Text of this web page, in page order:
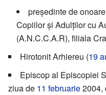
președinte de
Copiilor și Adulților cu
(A.N.C.C.A.R), filiala
Hirotonit Arhiereu (19
Episcop al Episcopiei
ziua de 11 februarie2004,